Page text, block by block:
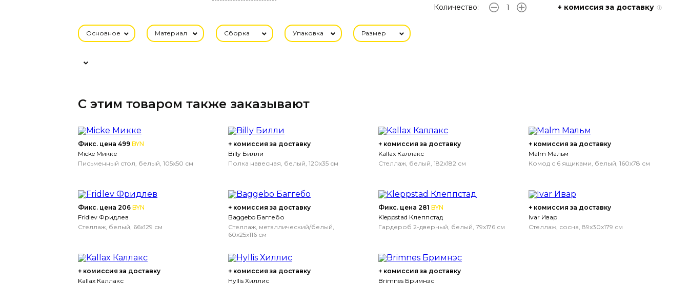
Количество: + комиссия за доставку
Основное Материал Сборка Упаковка Размер
С этим товаром также заказывают
Фикс. цена 499 BYN
Micke Микке
Письменный стол, белый, 105x50 см
+ комиссия за доставку
Billy Билли
Полка навесная, белый, 120x35 см
+ комиссия за доставку
Kallax Каллакс
Стеллаж, белый, 182x182 см
+ комиссия за доставку
Malm Мальм
Комод с 6 ящиками, белый, 160x78 см
Фикс. цена 206 BYN
Fridlev Фридлев
Стеллаж, белый, 66x129 см
+ комиссия за доставку
Baggebo Баггебо
Стеллаж, металлический/белый,
60x25x116 см
Фикс. цена 281 BYN
Kleppstad Клеппстад
Гардероб 2-дверный, белый, 79x176 см
+ комиссия за доставку
Ivar Ивар
Стеллаж, сосна, 89x30x179 см
+ комиссия за доставку
Kallax Каллакс
+ комиссия за доставку
Hyllis Хиллис
+ комиссия за доставку
Brimnes Бримнэс